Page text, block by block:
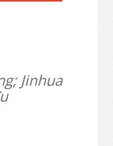
Jinhua